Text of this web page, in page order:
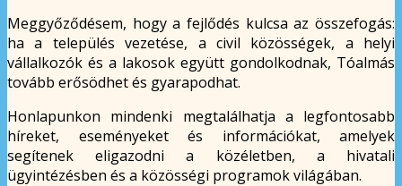
Meggyőződésem, hogy a fejlődés kulcsa az összefogás:
ha a település vezetése, a civil közösségek, a helyi
vállalkozók és a lakosok együtt gondolkodnak, Tóalmás
tovább erősödhet és gyarapodhat.
Honlapunkon mindenki megtalálhatja a legfontosabb
híreket, eseményeket és információkat, amelyek
segítenek eligazodni a közéletben, a hivatali
ügyintézésben és a közösségi programok világában.